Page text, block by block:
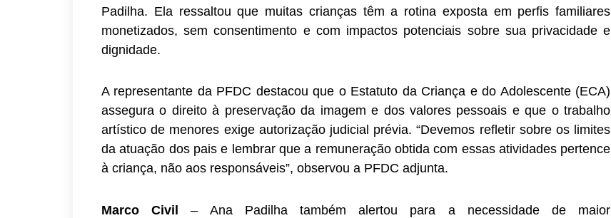
Padilha. Ela ressaltou que muitas crianças têm a rotina exposta em perfis familiares
monetizados, sem consentimento e com impactos potenciais sobre sua privacidade e
dignidade.
A representante da PFDC destacou que o Estatuto da Criança e do Adolescente (ECA)
assegura o direito à preservação da imagem e dos valores pessoais e que o trabalho
artístico de menores exige autorização judicial prévia. “Devemos refletir sobre os limites
da atuação dos pais e lembrar que a remuneração obtida com essas atividades pertence
à criança, não aos responsáveis”, observou a PFDC adjunta.
Marco Civil – Ana Padilha também alertou para a necessidade de maior